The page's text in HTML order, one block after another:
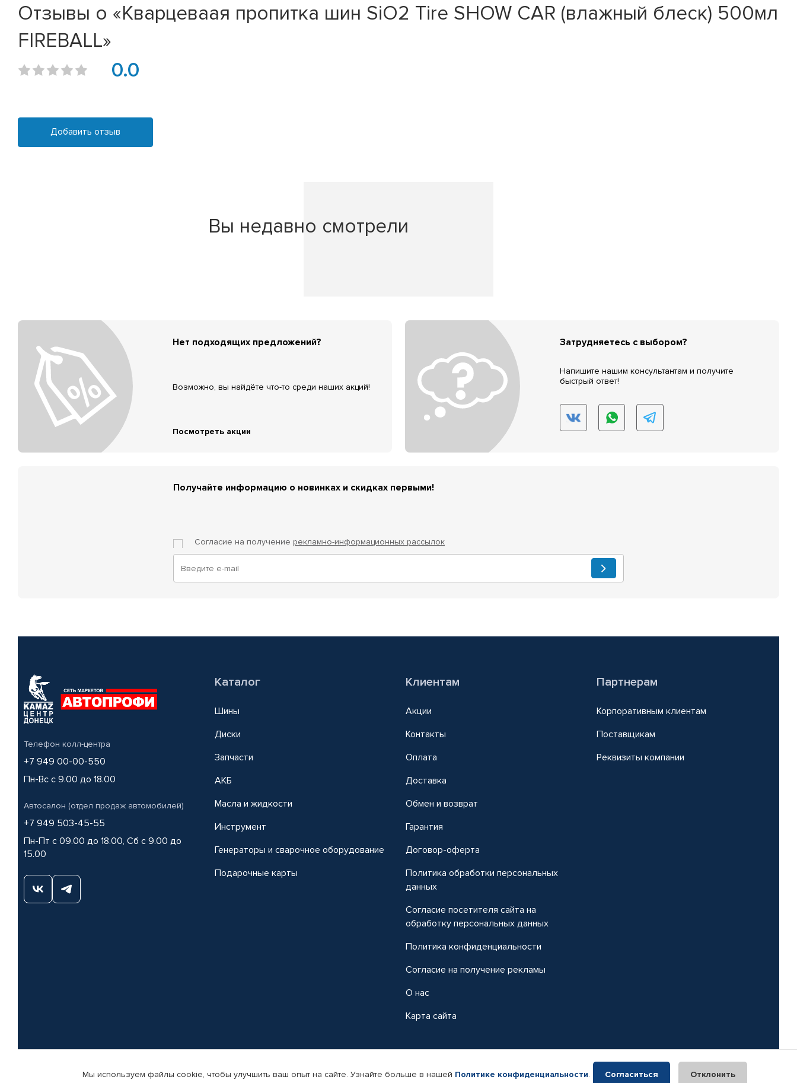
Отзывы о «Кварцеваая пропитка шин SiO2 Tire SHOW CAR (влажный блеск) 500мл
FIREBALL»
0.0
Добавить отзыв
Вы недавно смотрели
Нет подходящих предложений?
Возможно, вы найдёте что-то среди наших акций!
Посмотреть акции
Затрудняетесь с выбором?
Напишите нашим консультантам и получите
быстрый ответ!
Получайте информацию о новинках и скидках первыми!
Согласие на получение рекламно-информационных рассылок
Телефон колл-центра
+7 949 00-00-550
Пн-Вс с 9.00 до 18.00
Автосалон (отдел продаж автомобилей)
+7 949 503-45-55
Пн-Пт с 09.00 до 18.00, Сб с 9.00 до
15.00
Каталог
Шины
Диски
Запчасти
АКБ
Масла и жидкости
Инструмент
Генераторы и сварочное оборудование
Подарочные карты
Клиентам
Акции
Контакты
Оплата
Доставка
Обмен и возврат
Гарантия
Договор-оферта
Политика обработки персональных
данных
Согласие посетителя сайта на
обработку персональных данных
Политика конфиденциальности
Согласие на получение рекламы
О нас
Карта сайта
Партнерам
Корпоративным клиентам
Поставщикам
Реквизиты компании
© КАМАЗ ЦЕНТР ДОНЕЦК, 2015-2026. Все права защищены. Интернет-магазин автомобильных товаров Автопрофи.
Мы используем файлы cookie, чтобы улучшить ваш опыт на сайте. Узнайте больше в нашей Политике конфиденциальности. Согласиться Отклонить